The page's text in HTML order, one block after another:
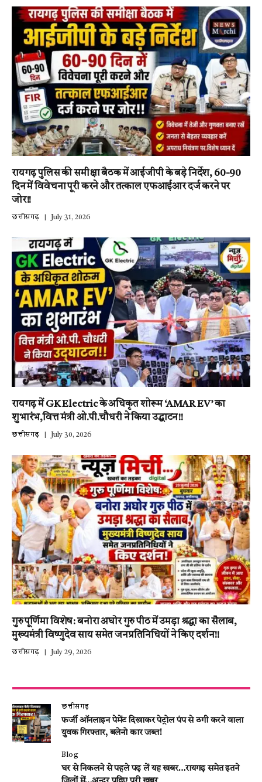
रायगढ़ पुलिस की समीक्षा बैठक में आईजीपी के बड़े निर्देश, 60-90
दिन में विवेचना पूरी करने और तत्काल एफआईआर दर्ज करने पर
जोर!!
छत्तीसगढ़ July 31, 2026
रायगढ़ में GK Electric के अधिकृत शोरूम ‘AMAR EV’ का
शुभारंभ,वित्त मंत्री ओ.पी.चौधरी ने किया उद्घाटन!!
छत्तीसगढ़ July 30, 2026
गुरु पूर्णिमा विशेष: बनोरा अघोर गुरु पीठ में उमड़ा श्रद्धा का सैलाब,
मुख्यमंत्री विष्णुदेव साय समेत जनप्रतिनिधियों ने किए दर्शन!!
छत्तीसगढ़ July 29, 2026
छत्तीसगढ़
फर्जी ऑनलाइन पेमेंट दिखाकर पेट्रोल पंप से ठगी करने वाला
युवक गिरफ्तार, बलेनो कार जब्त!
Blog
घर से निकलने से पहले पढ़ लें यह खबर…रायगढ़ समेत इतने